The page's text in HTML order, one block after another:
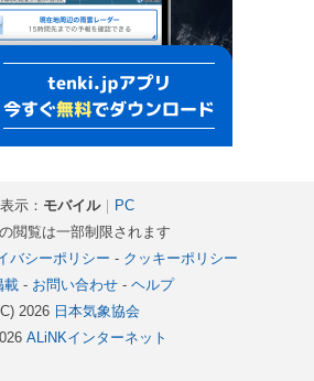
表示： モバイル｜ PC
閲覧は一部制限されます
バシーポリシー - クッキーポリシー
載- お問い合わせ- ヘルプ
2026 日本気象協会
ALiNKインターネット